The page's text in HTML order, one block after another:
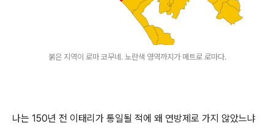
붉은 지역이 로마 코무네. 노란색 영역까지가 메트로 로마다.
나는 150년 전 이태리가 통일될 적에 왜 연방제로 가지 않았느냐